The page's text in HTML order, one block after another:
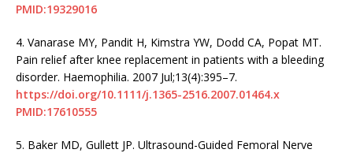
PMID:19329016
4. Vanarase MY, Pandit H, Kimstra YW, Dodd CA, Popat MT.
Pain relief after knee replacement in patients with a bleeding
disorder. Haemophilia. 2007 Jul;13(4):395–7.
https://doi.org/10.1111/j.1365-2516.2007.01464.x
PMID:17610555
5. Baker MD, Gullett JP. Ultrasound-Guided Femoral Nerve